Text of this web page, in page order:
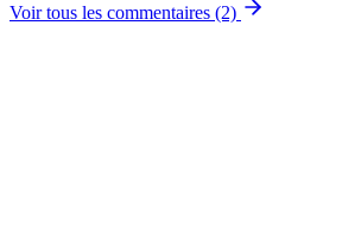
Voir tous les commentaires (2)